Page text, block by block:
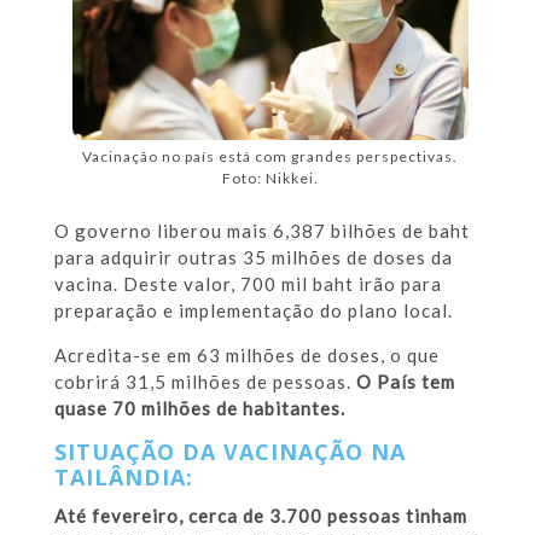
Vacinação no país está com grandes perspectivas.
Foto: Nikkei.
O governo liberou mais 6,387 bilhões de baht
para adquirir outras 35 milhões de doses da
vacina. Deste valor, 700 mil baht irão para
preparação e implementação do plano local.
Acredita-se em 63 milhões de doses, o que
cobrirá 31,5 milhões de pessoas. O País tem
quase 70 milhões de habitantes.
SITUAÇÃO DA VACINAÇÃO NA
TAILÂNDIA:
Até fevereiro, cerca de 3.700 pessoas tinham